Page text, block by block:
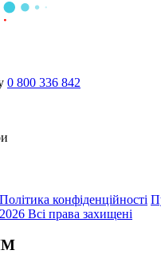
0 800 336 842
Політика конфіденційності
Всі права захищені